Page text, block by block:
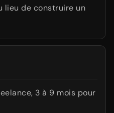
lieu de construire un
3 à 9 mois pour